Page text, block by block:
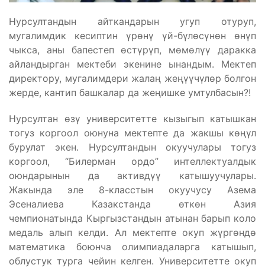
Нурсултандын айткандарын угуп отуруп,
мугалимдик кесиптин үрөнү үй-бүлөсүнөн өнүп
чыкса, аны бапестеп өстүрүп, мөмөлүү даракка
айландырган мектеби экенине ынандым. Мектеп
директору, мугалимдери жалаң жеңүүчүлөр болгон
жерде, кантип башкалар да жеңишке умтулбасын?!
Нурсултан өзү университетте кызыгып катышкан
тогуз коргоол оюнуна мектепте да жакшы көңүл
бурулат экен. Нурсултандын окуучулары тогуз
коргоол, “Билерман ордо” интеллектуалдык
оюндарынын да активдүү катышуучулары.
Жакында эле 8-класстын окуучусу Азема
Эсеналиева Казакстанда өткөн Азия
чемпионатында Кыргызстандын атынан барып коло
медаль алып келди. Ал мектепте окуп жүргөндө
математика боюнча олимпиадаларга катышып,
облустук турга чейин келген. Университетте окуп